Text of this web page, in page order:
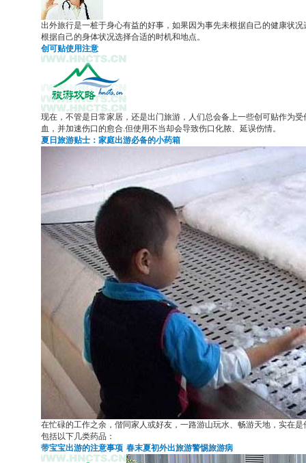
出外旅行是一桩于身心有益的好事，如果因为事先未根据自己的健康状
根据自己的身体状况选择合适的时机和地点。
创可贴使用注意
现在，不管是日常家居，还是出门旅游，人们总会备上一些创可贴作为
血，并加速伤口的愈合.但使用不当却会导致伤口化脓、延误伤情。
夏日旅游贴士：家庭出游必备的小药箱
在忙碌的工作之余，偕同家人或好友，一路游山玩水、畅游天地，实在
包括以下几类药品：
带宝宝出游的注意事项 春末夏初外出旅游警惕旅游病